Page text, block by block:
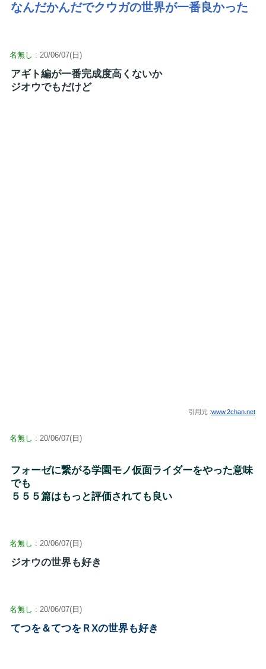
なんだかんだでクウガの世界が一番良かった
名無し : 20/06/07(日)
アギト編が一番完成度高くないか
ジオウでもだけど
引用元 :www.2chan.net
名無し : 20/06/07(日)
フォーゼに繋がる学園モノ仮面ライダーをやった意味
でも
５５５篇はもっと評価されても良い
名無し : 20/06/07(日)
ジオウの世界も好き
名無し : 20/06/07(日)
てつを＆てつをＲXの世界も好き